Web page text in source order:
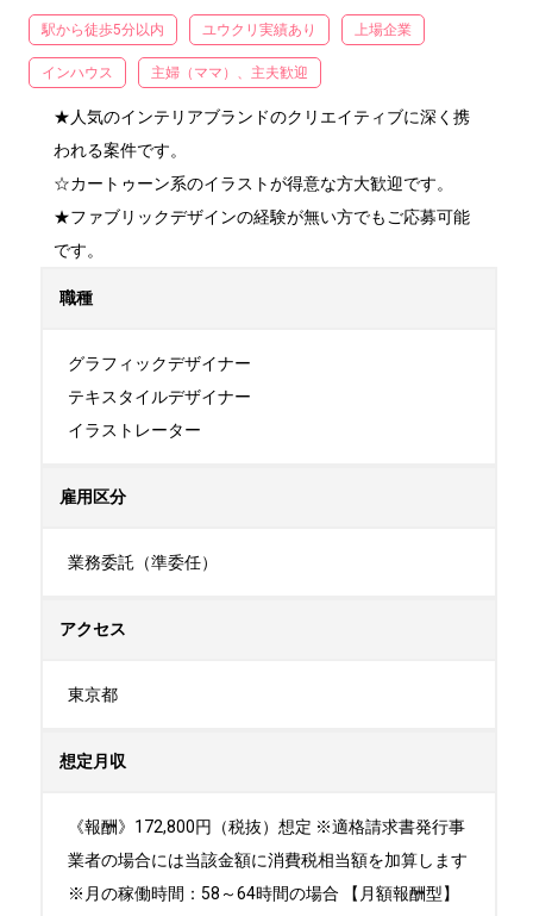
駅から徒歩5分以内 ユウクリ実績あり 上場企業
インハウス 主婦（ママ）、主夫歓迎
★人気のインテリアブランドのクリエイティブに深く携
われる案件です。
☆カートゥーン系のイラストが得意な方大歓迎です。
★ファブリックデザインの経験が無い方でもご応募可能
です。
職種
グラフィックデザイナー
テキスタイルデザイナー
イラストレーター
雇用区分
業務委託（準委任）
アクセス
東京都
想定月収
《報酬》172,800円（税抜）想定 ※適格請求書発行事
業者の場合には当該金額に消費税相当額を加算します
※月の稼働時間：58～64時間の場合 【月額報酬型】